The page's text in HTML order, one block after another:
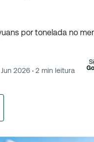
por tonelada no
2026 · 2 min leitura